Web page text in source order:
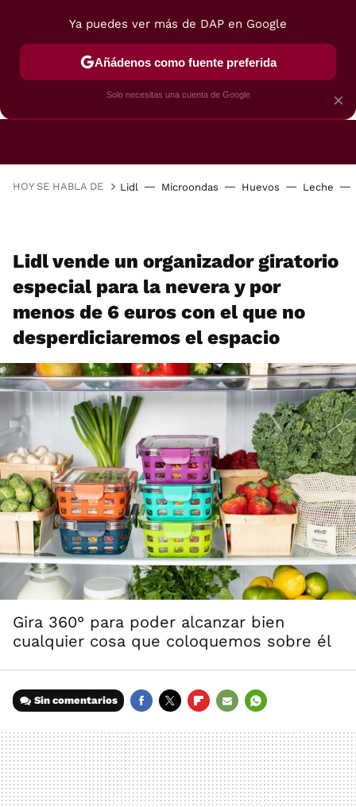
FREIDORAS DE AIRE GUÍAS DE
HOY SE HABLA DE Lidl Microondas Huevos Leche
Lidl vende un organizador giratorio
especial para la nevera y por
menos de 6 euros con el que no
desperdiciaremos el espacio
Gira 360° para poder alcanzar bien
cualquier cosa que coloquemos sobre él
Sin comentarios
MAIL
×
Ya puedes ver más de DAP en Google
Añádenos como fuente preferida
Solo necesitas una cuenta de Google